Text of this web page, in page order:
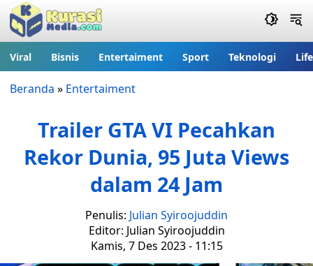
Viral Bisnis Entertaiment Sport Teknologi
Beranda » Entertaiment
Trailer GTA VI Pecahkan
Rekor Dunia, 95 Juta Views
dalam 24 Jam
Penulis: Julian Syiroojuddin
Editor: Julian Syiroojuddin
Kamis, 7 Des 2023 - 11:15